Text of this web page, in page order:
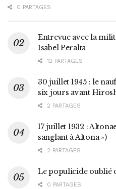
0 PARTAGES
Entrevue avec la
Isabel Peralta
12 PARTAGES
30 juillet 1945 : le
six jours avant
2 PARTAGES
17 juillet 1932 :
sanglant à Altona »)
2 PARTAGES
Le populicide oublié
0 PARTAGES